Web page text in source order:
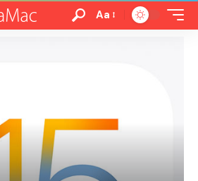
Aa